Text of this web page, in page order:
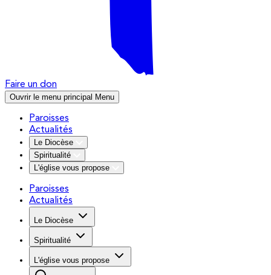
Faire un don
Ouvrir le menu principal Menu
Paroisses
Actualités
Le Diocèse
Spiritualité
L'église vous propose
Paroisses
Actualités
Le Diocèse
Spiritualité
L'église vous propose